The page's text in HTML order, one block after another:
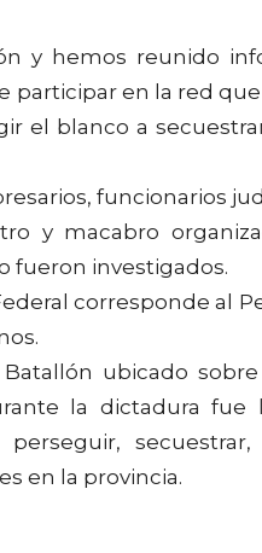
y hemos reunido
participar en la red
el blanco a
funcionarios
y macabro
fueron investigados.
corresponde al
ubicado
la dictadura fue
secuestrar,
en la provincia.